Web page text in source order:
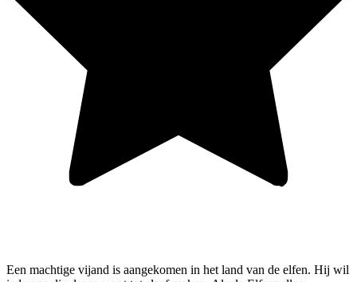
Een machtige vijand is aangekomen in het land van de elfen. Hij wil